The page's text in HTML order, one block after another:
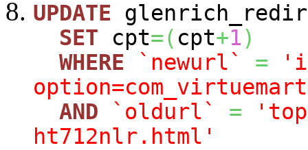
UPDATE
SET cpt=( cpt+1)
WHERE
`newurl` =
AND
`oldurl` =
ht712nlr.html'